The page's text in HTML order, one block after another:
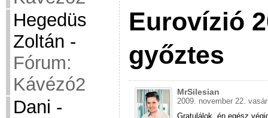
Hegedüs
Zoltán -
Fórum:
Kávézó2
Dani -
Eurovízió
győztes
MrSilesian
2009. november 22.
Gratulálok, én egész